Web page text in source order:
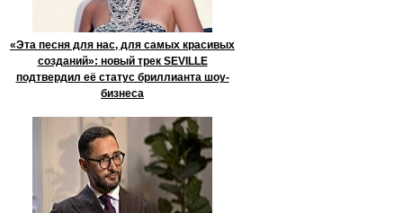
«Эта песня для нас, для самых красивых
созданий»: новый трек SEVILLE
подтвердил её статус бриллианта шоу-
бизнеса